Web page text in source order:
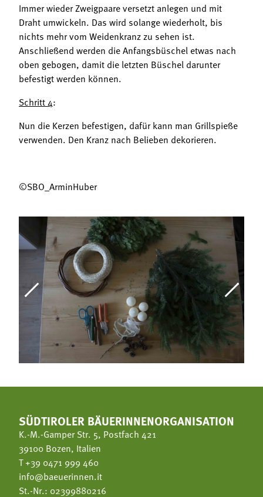
Immer wieder Zweigpaare versetzt anlegen und mit
Draht umwickeln. Das wird solange wiederholt, bis
nichts mehr vom Weidenkranz zu sehen ist.
Anschließend werden die Anfangsbüschel etwas nach
oben gebogen, damit die letzten Büschel darunter
befestigt werden können.
Schritt 4:
Nun die Kerzen befestigen, dafür kann man Grillspieße
verwenden. Den Kranz nach Belieben dekorieren.
©SBO_ArminHuber
SÜDTIROLER BÄUERINNENORGANISATION
K.-M.-Gamper Str. 5, Postfach 421
39100 Bozen, Italien
T+39 0471 999 460
info@baeuerinnen.it
St.-Nr.: 02399880216